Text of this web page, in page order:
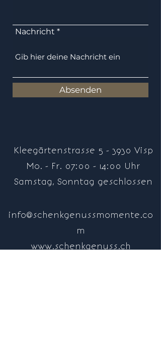
Nachricht
Absenden
Kleegärtenstrasse 5 - 3930 Visp
Mo. - Fr. 07:00 - 14:00 Uhr
Samstag, Sonntag geschlossen
info@schenkgenussmomente.co
m
www.schenkgenuss.ch